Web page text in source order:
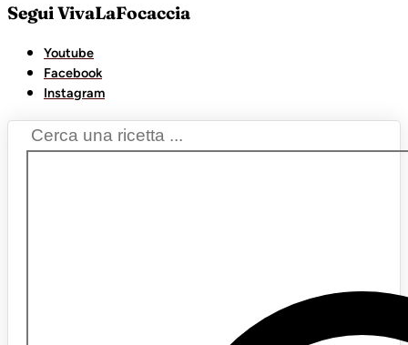
Segui VivaLaFocaccia
Youtube
Facebook
Instagram
Search
...